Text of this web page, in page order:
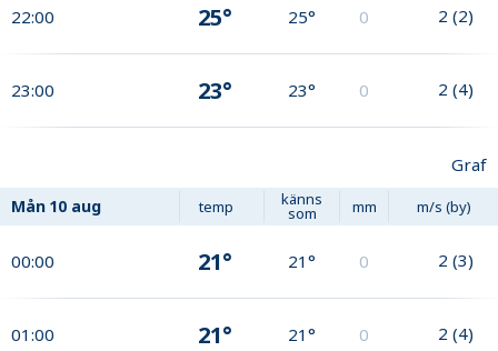
22:00 25° 25° 0 2 (2)
23:00 23° 23° 0 2 (4)
Graf
Mån 10 aug temp känns
som mm m/s (by)
00:00 21° 21° 0 2 (3)
01:00 21° 21° 0 2 (4)